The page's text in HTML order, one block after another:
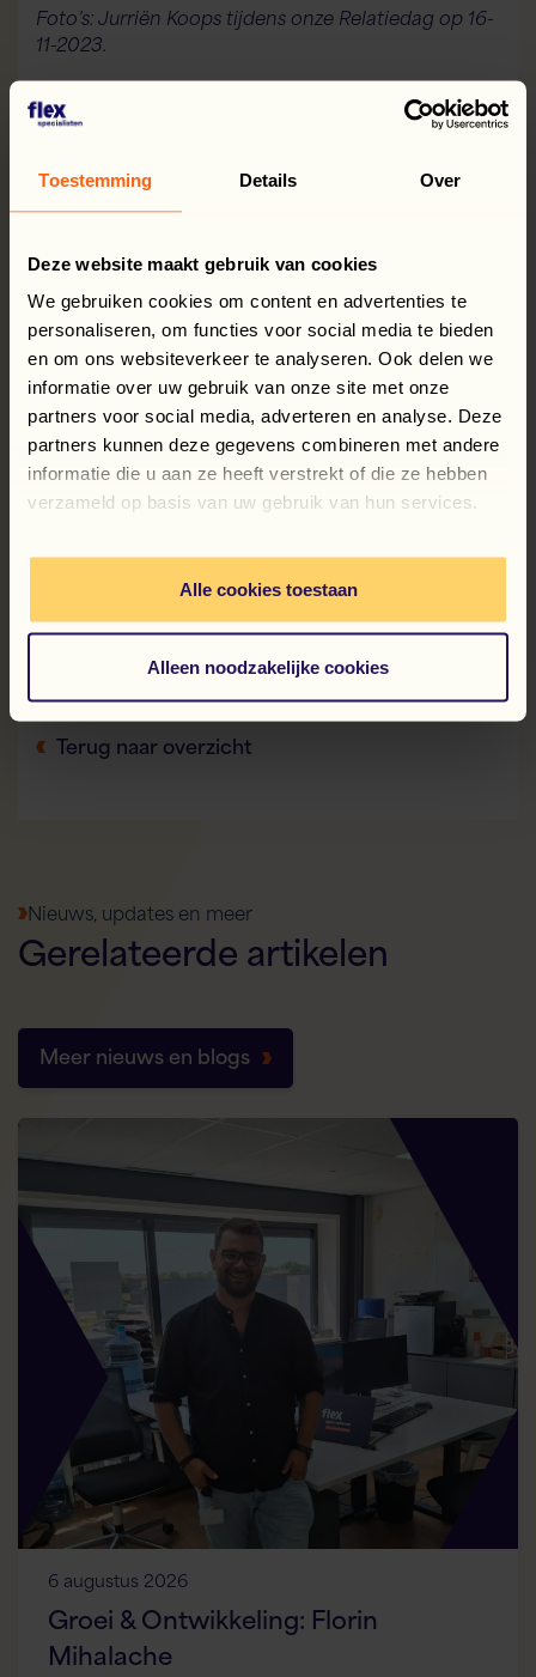
Toestemming Details Over
Deze website maakt gebruik van cookies
We gebruiken cookies om content en advertenties te
personaliseren, om functies voor social media te bieden
en om ons websiteverkeer te analyseren. Ook delen we
informatie over uw gebruik van onze site met onze
partners voor social media, adverteren en analyse. Deze
partners kunnen deze gegevens combineren met andere
informatie die u aan ze heeft verstrekt of die ze hebben
verzameld op basis van uw gebruik van hun services.
Alle cookies toestaan
Alleen noodzakelijke cookies
Foto’s: Jurriën Koops tijdens onze Relatiedag op 16-
11-2023.
Dit artikel verscheen inTrouwop 26 januari 2024.
Deel dit bericht: Facebook
LinkedInWhatsApp
X
Terug naar overzicht
Nieuws, updates en meer
Gerelateerdeartikelen
Meer nieuws en blogs
6 augustus 2026
Groei & Ontwikkeling: Florin
Mihalache